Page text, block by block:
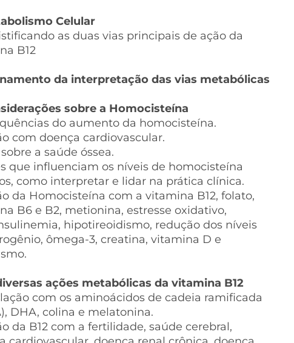
Celular
as duas vias principais de ação da
B12
da interpretação das vias metabólicas
sobre a Homocisteína
do aumento da homocisteína.
com doença cardiovascular.
a saúde óssea.
que influenciam os níveis de homocisteína
como interpretar e lidar na prática clínica.
da Homocisteína com a vitamina B12, folato,
B6 e B2, metionina, estresse oxidativo,
hipotireoidismo, redução dos níveis
ômega-3, creatina, vitamina D e
ações metabólicas da vitamina B12
com os aminoácidos de cadeia ramificada
DHA, colina e melatonina.
da B12 com a fertilidade, saúde cerebral,